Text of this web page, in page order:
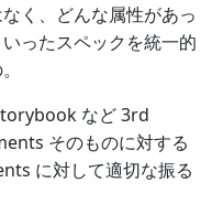
く、どんな属性があっ
ったスペックを統一的
など 3rd
そのものに対する
に対して適切な振る